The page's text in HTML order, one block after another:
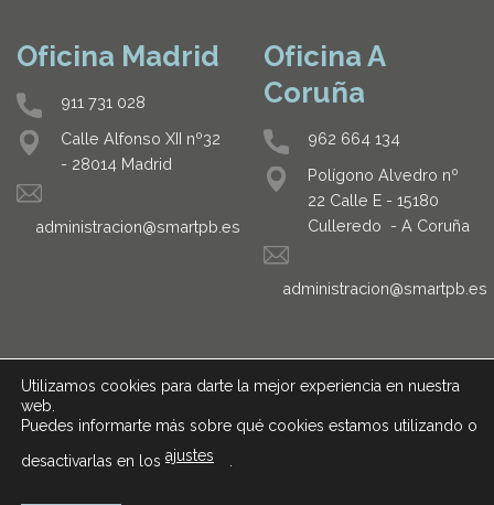
Oficina Madrid
911 731 028
Calle Alfonso XII nº32
- 28014 Madrid
administracion@smartpb.es
Oficina A
Coruña
962 664 134
Polígono Alvedro nº
22 Calle E - 15180
Culleredo - A Coruña
administracion@smartpb.es
Utilizamos cookies para darte la mejor experiencia en nuestra
web.
Puedes informarte más sobre qué cookies estamos utilizando o
desactivarlas en los ajustes